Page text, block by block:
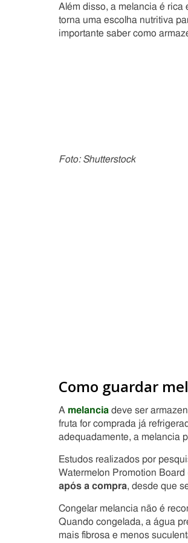
Além disso, a melancia é rica
torna uma escolha nutritiva
importante saber como
Foto: Shutterstock
Como guardar
A melancia deve ser
fruta for comprada já
adequadamente, a melancia
Estudos realizados por
Watermelon Promotion
após a compra, desde que
Congelar melancia não é
Quando congelada, a água
mais fibrosa e menos